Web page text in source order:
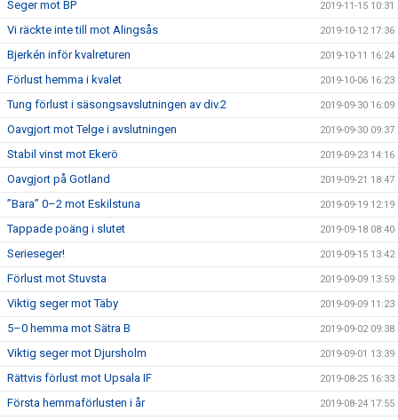
Seger mot BP 2019-11-15 10:31
Vi räckte inte till mot Alingsås 2019-10-12 17:36
Bjerkén inför kvalreturen 2019-10-11 16:24
Förlust hemma i kvalet 2019-10-06 16:23
Tung förlust i säsongsavslutningen av div.2 2019-09-30 16:09
Oavgjort mot Telge i avslutningen 2019-09-30 09:37
Stabil vinst mot Ekerö 2019-09-23 14:16
Oavgjort på Gotland 2019-09-21 18:47
”Bara” 0–2 mot Eskilstuna 2019-09-19 12:19
Tappade poäng i slutet 2019-09-18 08:40
Serieseger! 2019-09-15 13:42
Förlust mot Stuvsta 2019-09-09 13:59
Viktig seger mot Täby 2019-09-09 11:23
5–0 hemma mot Sätra B 2019-09-02 09:38
Viktig seger mot Djursholm 2019-09-01 13:39
Rättvis förlust mot Upsala IF 2019-08-25 16:33
Första hemmaförlusten i år 2019-08-24 17:55